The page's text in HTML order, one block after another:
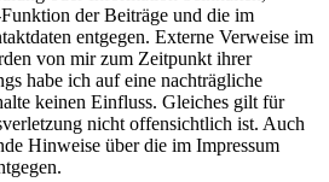
der Beiträge und die im
entgegen. Externe Verweise im
von mir zum Zeitpunkt ihrer
habe ich auf eine nachträgliche
keinen Einfluss. Gleiches gilt für
nicht offensichtlich ist. Auch
Hinweise über die im Impressum